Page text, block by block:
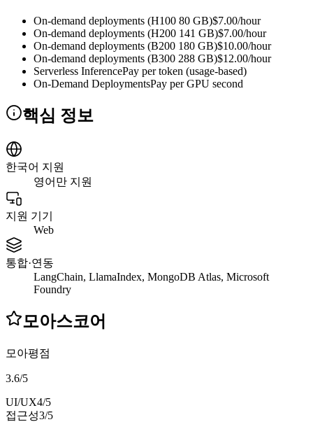
On-demand deployments (H100 80 GB)$7.00/hour
On-demand deployments (H200 141 GB)$7.00/hour
On-demand deployments (B200 180 GB)$10.00/hour
On-demand deployments (B300 288 GB)$12.00/hour
Serverless InferencePay per token (usage-based)
On-Demand DeploymentsPay per GPU second
핵심 정보
한국어 지원
영어만 지원
지원 기기
Web
통합·연동
LangChain, LlamaIndex, MongoDB Atlas, Microsoft
Foundry
모아스코어
모아평점
3.6/5
UI/UX4/5
접근성3/5